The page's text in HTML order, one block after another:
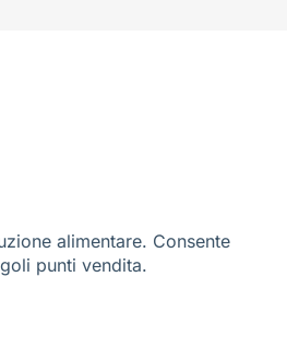
alimentare. Consente
punti vendita.